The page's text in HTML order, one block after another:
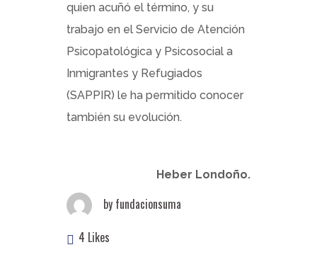
quien acuñó el término, y su
trabajo en el Servicio de Atención
Psicopatológica y Psicosocial a
Inmigrantes y Refugiados
(SAPPIR) le ha permitido conocer
también su evolución.
Heber Londoño.
by fundacionsuma
4 Likes